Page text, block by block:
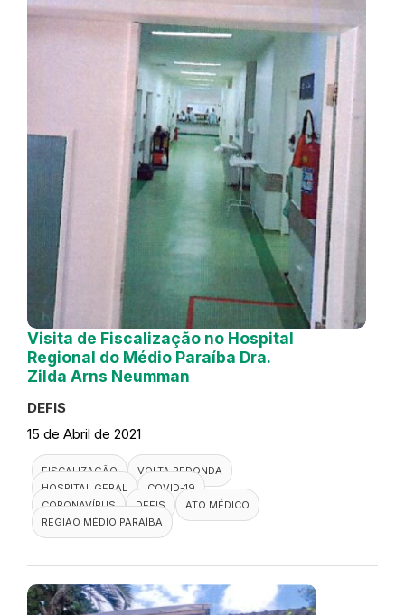
Visita de Fiscalização no Hospital
Regional do Médio Paraíba Dra.
Zilda Arns Neumman
DEFIS
15 de Abril de 2021
FISCALIZAÇÃO
VOLTA REDONDA
HOSPITAL GERAL
COVID-19
CORONAVÍRUS
DEFIS
ATO MÉDICO
REGIÃO MÉDIO PARAÍBA